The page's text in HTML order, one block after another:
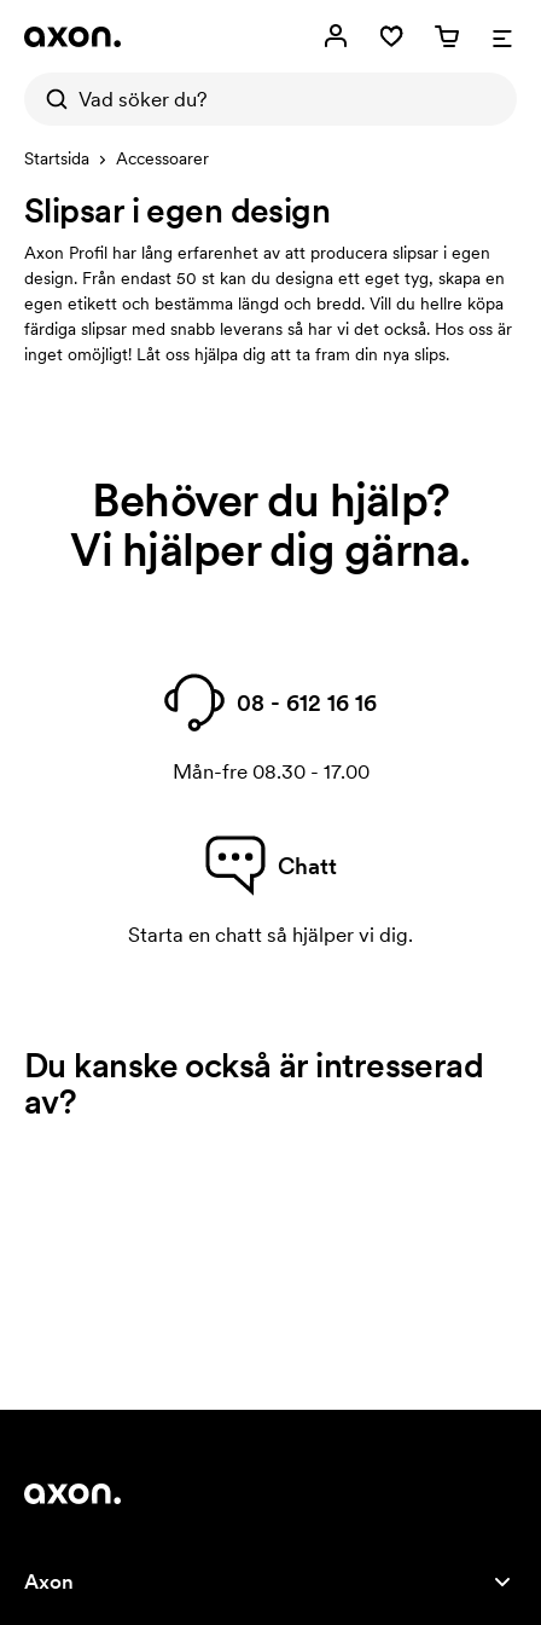
Startsida Accessoarer
Slipsar i egen design
Axon Profil har lång erfarenhet av att producera slipsar i egen
design. Från endast 50 st kan du designa ett eget tyg, skapa en
egen etikett och bestämma längd och bredd. Vill du hellre köpa
färdiga slipsar med snabb leverans så har vi det också. Hos oss är
inget omöjligt! Låt oss hjälpa dig att ta fram din nya slips.
Behöver du hjälp?
Vi hjälper dig gärna.
08 - 612 16 16
Mån-fre 08.30 - 17.00
Chatt
Starta en chatt så hjälper vi dig.
Du kanske också är intresserad
av?
Axon